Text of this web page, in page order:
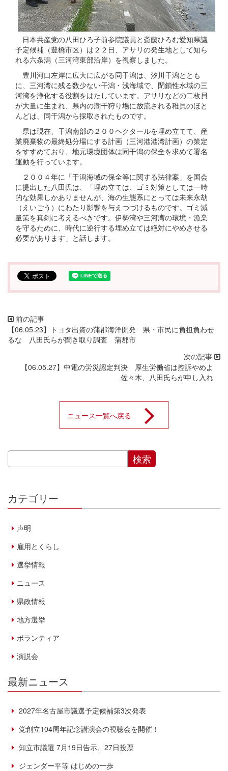
日本共産党の八田ひろ子前参院議員と斎藤ひろむ愛知県議
予定候補（豊橋市区）は２２日、アサリの発生地として知ら
れる六条潟（三河湾東部沿岸）を視察しました。
豊川河口左岸に広大に広がる同干潟は、汐川干潟ととも
に、三河湾に残る数少ない干潟・浅海域で、閉鎖性水域の三
河湾を浄化する役割をはたしています。アサリなどの二枚貝
が大量に生まれ、県内の潮干狩り場に放流される稚貝のほと
んどは、同干潟から採取されたものです。
県は現在、干潟南部の２００ヘクタールを埋め立てて、産
業廃棄物の最終処分場にする計画（三河港港湾計画）の策定
をすすめており、地元環境団体は同干潟の保全を求めて署名
運動を行っています。
２００４年に「干潟海域の保全等に関する法律案」を国会
に提出した八田氏は、「埋め立ては、ゴミ対策としては一時
的な効果しかありませんが、海の生態系にとっては未来永劫
（えいごう）にわたり影響を与えつづけるものです。ゴミ減
量策を真剣に考えるべきです。伊勢湾や三河湾の環境・漁業
を守るために、時代に逆行する埋め立ては絶対にやめさせる
必要があります」と話します。
【06.05.23】トヨタ出資の蒲郡海洋開発 県・市民に負担負わせ
るな 八田氏らが聞き取り調査 蒲郡市
【06.05.27】中電の労災認定判決 厚生労働省は控訴やめよ
佐々木、八田氏らが申し入れ
ニュース一覧へ戻る
カテゴリー
声明
雇用とくらし
選挙情報
ニュース
県政情報
地方選挙
ボランティア
演説会
最新ニュース
2027年名古屋市議選予定候補第3次発表
党創立104周年記念講演会の視聴会を開催！
知立市議選 7月19日告示、27日投票
ジェンダー平等 はじめの一歩